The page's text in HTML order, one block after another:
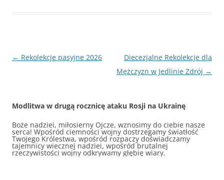
Nawigacja
← Rekolekcje pasyjne 2026
Diecezjalne Rekolekcje dla
Mężczyzn w Jedlinie Zdrój →
Modlitwa w drugą rocznicę ataku Rosji na Ukrainę
Boże nadziei, miłosierny Ojcze, wznosimy do ciebie nasze
serca! Wpośród ciemności wojny dostrzegamy światłość
Twojego Królestwa, wpośród rozpaczy doświadczamy
tajemnicy wiecznej nadziei, wpośród brutalnej
rzeczywistości wojny odkrywamy głębię wiary.